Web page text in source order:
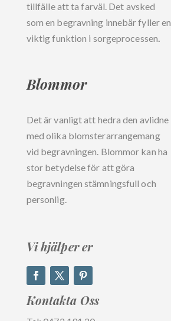
tillfälle att ta farväl. Det avsked
som en begravning innebär fyller en
viktig funktion i sorgeprocessen.
Blommor
Det är vanligt att hedra den avlidne
med olika blomsterarrangemang
vid begravningen. Blommor kan ha
stor betydelse för att göra
begravningen stämningsfull och
personlig.
Vi hjälper er
Kontakta Oss